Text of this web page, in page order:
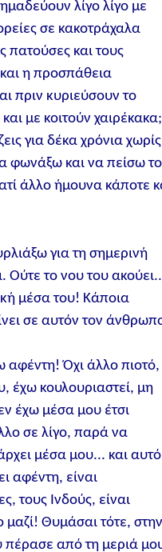
λίγο λίγο με
σε κακοτράχαλα
πατούσες και τους
και η προσπάθεια
πριν κυριεύσουν το
με κοιτούν χαιρέκακα;
για δέκα χρόνια χωρίς
φωνάξω και να πείσω
άλλο ήμουνα κάποτε
για τη σημερινή
Ούτε το νου του
μέσα του! Κάποια
σε αυτόν τον
αφέντη! Όχι άλλο πιοτό,
έχω κουλουριαστεί, μη
έχω μέσα μου έτσι
σε λίγο, παρά να
μέσα μου... και αυτό
αφέντη, είναι
τους Ινδούς, είναι
μαζί! Θυμάσαι τότε,
πέρασε από τη μεριά